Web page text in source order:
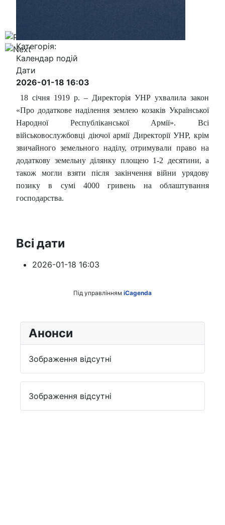
Категорія:
Календар подій
Дати
2026-01-18 16:03
18 січня 1919 р. – Директорія УНР ухвалила закон
«Про додаткове наділення землею козаків Української
Народної Республіканської Армії». Всі
військовослужбовці діючої армії Директорії УНР, крім
звичайного земельного наділу, отримували право на
додаткову земельну ділянку площею 1-2 десятини, а
також могли взяти після закінчення війни урядову
позику в сумі 4000 гривень на облаштування
господарства.
Всі дати
2026-01-18 16:03
Під управлінням iCagenda
Анонси
Зображення відсутні
Зображення відсутні